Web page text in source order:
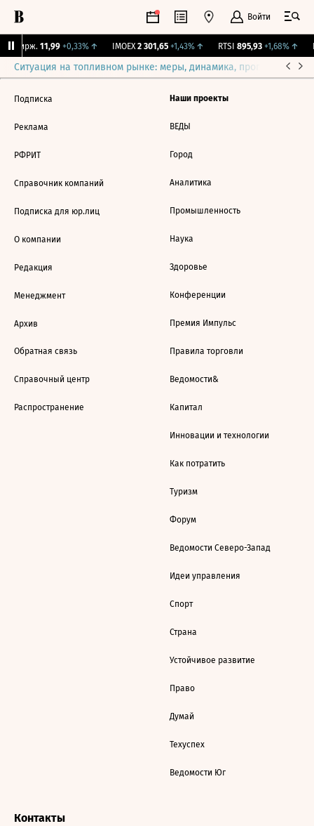
Войти
Бирж. 11,99 +0,33%↑ IMOEX 2 301,65 +1,43%↑ RTSI 895,93 +1,68%↑
Ситуация на топливном рынке: меры, динамика, прогнозы
Подписка
Реклама
РФРИТ
Справочник компаний
Подписка для юр.лиц
О компании
Редакция
Менеджмент
Архив
Обратная связь
Справочный центр
Распространение
Наши проекты
ВЕДЫ
Город
Аналитика
Промышленность
Наука
Здоровье
Конференции
Премия Импульс
Правила торговли
Ведомости&
Капитал
Инновации и технологии
Как потратить
Туризм
Форум
Ведомости Северо-Запад
Идеи управления
Спорт
Страна
Устойчивое развитие
Право
Думай
Техуспех
Ведомости Юг
Контакты